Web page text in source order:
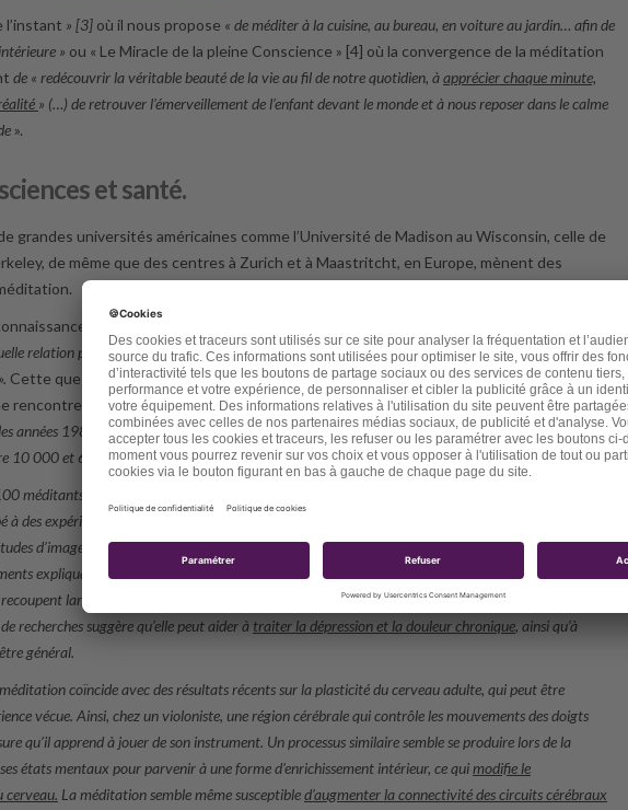
l’instant » [3] où il nous propose « de méditer à la cuisine, au bureau, en voiture au jardin… afin de
» ou « Le Miracle de la pleine Conscience » [4] où la convergence de la méditation
de « redécouvrir la véritable beauté de la vie au fil de notre quotidien, àapprécier chaque minute,
» (…) de retrouver l’émerveillement de l’enfant devant le monde et à nous reposer dans le calme
».
et santé.
grandes universités américaines comme l’Université de Madison au Wisconsin, celle de
de même que des centres à Zurich et à Maastritcht, en Europe, mènent des
d’un
relation pourrait-il y avoir entre le bouddhisme, une ancienne tradition philosophique et spirituelle
Cette question était posée par Tenzin Gyatso, le quatorzième dalaï-lama (chef spirituel
rencontre annuelle de la Société des Neurosciences, à Washington. «Le dalaï-lama a
années 1980, suggéré aux chercheurs d’étudier l’activité cérébrale de méditants bouddhistes «
10 000 et 60 000 heures de pratique.
méditants bouddhistes – moines et laïques, orientaux et occidentaux, hommes et femmes – et de
des expériences sur la méditation dans une vingtaine d’universités, dont celle du Wisconsin à
d’imagerie, on a comparé l’activité cérébrale d’experts et des novices en pratique méditative. On
expliquant
les multiples bénéfices cognitifs et émotionnels
que peut apporter cette pratique. De
largement ceux de la psychologie clinique, de la psychiatrie, de la médecine préventive et de
recherches suggère qu’elle peut aider à traiter la dépression et la douleur chronique, ainsi qu’à
général.
coïncide avec des résultats récents sur la plasticité du cerveau adulte, qui peut être
vécue. Ainsi, chez un violoniste, une région cérébrale qui contrôle les mouvements des doigts
qu’il apprend à jouer de son instrument. Un processus similaire semble se produire lors de la
états mentaux pour parvenir à une forme d’enrichissement intérieur, ce quimodifie le
cerveau. La méditation semble même susceptibled’augmenter la connectivité des circuits cérébraux